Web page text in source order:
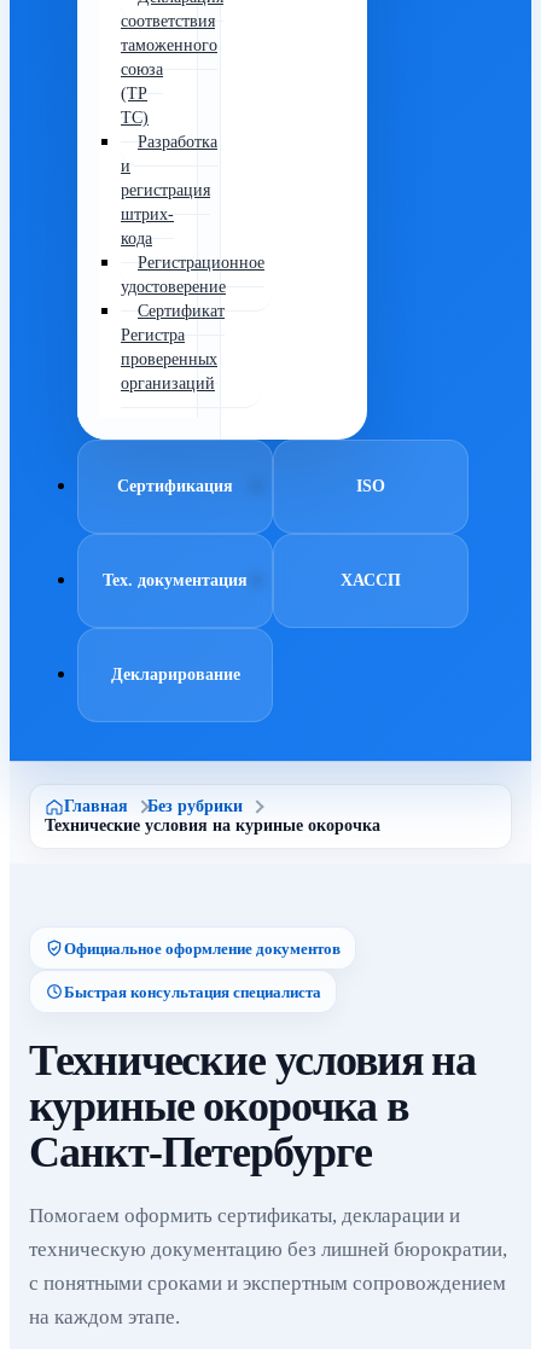
соответствия
таможенного
союза
(ТР
ТС)
Разработка
и
регистрация
штрих-
кода
Регистрационное
удостоверение
Сертификат
Регистра
проверенных
организаций
Сертификация ISO
Тех. документация ХАССП
Декларирование
Главная
Без рубрики
Технические условия на куриные окорочка
Официальное оформление документов
Быстрая консультация специалиста
Технические условия на
куриные окорочка в
Санкт-Петербурге
Помогаем оформить сертификаты, декларации и
техническую документацию без лишней бюрократии,
с понятными сроками и экспертным сопровождением
на каждом этапе.